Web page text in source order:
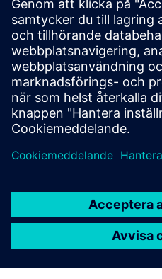
Ämnet Assembly
förenklar montering och